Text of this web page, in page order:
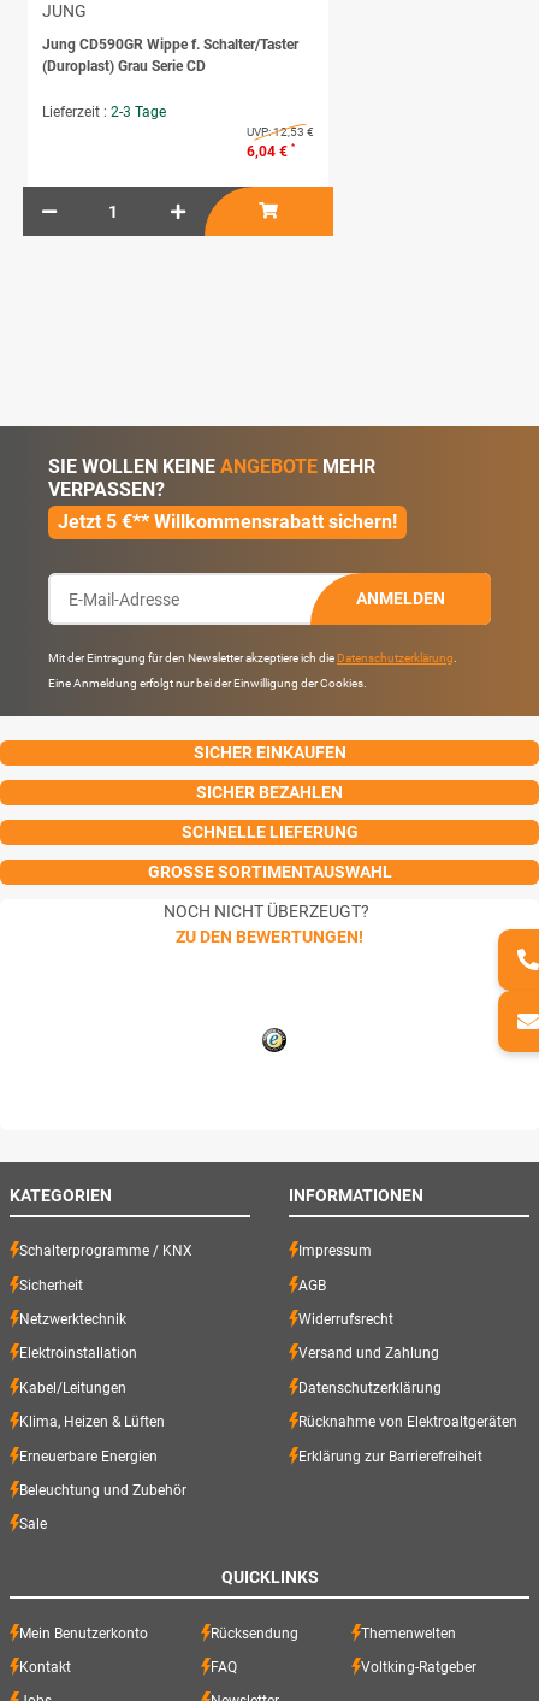
JUNG
Jung CD590GR Wippe f. Schalter/Taster
(Duroplast) Grau Serie CD
Lieferzeit : 2-3 Tage
UVP:12,53 €
6,04 € *
SIE WOLLEN KEINE ANGEBOTE MEHR
VERPASSEN?
Jetzt 5 €** Willkommensrabatt sichern!
ANMELDEN
Mit der Eintragung für den Newsletter akzeptiere ich die Datenschutzerklärung
Eine Anmeldung erfolgt nur bei der Einwilligung der Cookies.
SICHER EINKAUFEN
SICHER BEZAHLEN
SCHNELLE LIEFERUNG
GROSSE SORTIMENTAUSWAHL
NOCH NICHT ÜBERZEUGT?
ZU DEN BEWERTUNGEN!
KATEGORIEN
Schalterprogramme / KNX
Sicherheit
Netzwerktechnik
Elektroinstallation
Kabel/Leitungen
Klima, Heizen & Lüften
Erneuerbare Energien
Beleuchtung und Zubehör
Sale
INFORMATIONEN
Impressum
AGB
Widerrufsrecht
Versand und Zahlung
Datenschutzerklärung
Rücknahme von Elektroaltgeräten
Erklärung zur Barrierefreiheit
QUICKLINKS
Mein Benutzerkonto Rücksendung Themenwelten
Kontakt FAQ Voltking-Ratgeber